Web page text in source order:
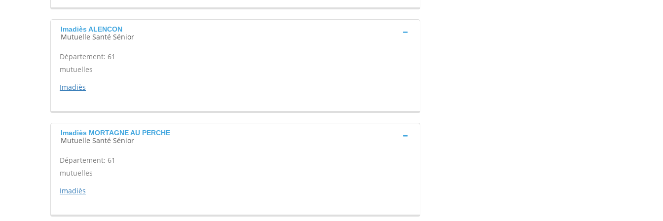
Imadiès ALENCON
Mutuelle Santé Sénior
Département: 61
mutuelles
Imadiès
Imadiès MORTAGNE AU PERCHE
Mutuelle Santé Sénior
Département: 61
mutuelles
Imadiès